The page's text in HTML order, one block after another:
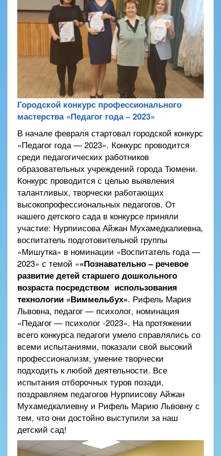
Городской конкурс профессионального
мастерства «Педагог года – 2023»
В начале февраля стартовал городской конкурс
«Педагог года — 2023». Конкурс проводится
среди педагогических работников
образовательных учреждений города Тюмени.
Конкурс проводится с целью выявления
талантливых, творчески работающих
высокопрофессиональных педагогов. От
нашего детского сада в конкурсе приняли
участие: Нурпиисова Айжан Мухамедкалиевна,
воспитатель подготовительной группы
«Мишутка» в номинации «Воспитатель года —
2023» с темой ««Познавательно – речевое
развитие детей старшего дошкольного
возраста посредством использования
технологии «Виммельбух». Рифель Мария
Львовна, педагог — психолог, номинация
«Педагог — психолог -2023». На протяжении
всего конкурса педагоги умело справлялись со
всеми испытаниями, показали свой высокий
профессионализм, умение творчески
подходить к любой деятельности. Все
испытания отборочных туров позади,
поздравляем педагогов Нурпиисову Айжан
Мухамедкалиевну и Рифель Марию Львовну с
тем, что они достойно выступили за наш
детский сад!